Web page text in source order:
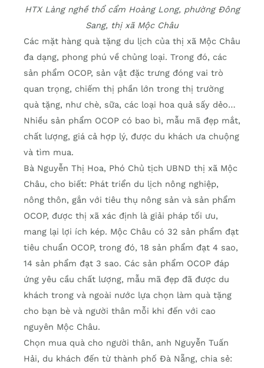
HTX Làng nghề thổ cẩm Hoàng Long, phường Đông
Sang, thị xã Mộc Châu
Các mặt hàng quà tặng du lịch của thị xã Mộc Châu
đa dạng, phong phú về chủng loại. Trong đó, các
sản phẩm OCOP, sản vật đặc trưng đóng vai trò
quan trọng, chiếm thị phần lớn trong thị trường
quà tặng, như chè, sữa, các loại hoa quả sấy dẻo…
Nhiều sản phẩm OCOP có bao bì, mẫu mã đẹp mắt,
chất lượng, giá cả hợp lý, được du khách ưa chuộng
và tìm mua.
Bà Nguyễn Thị Hoa, Phó Chủ tịch UBND thị xã Mộc
Châu, cho biết: Phát triển du lịch nông nghiệp,
nông thôn, gắn với tiêu thụ nông sản và sản phẩm
OCOP, được thị xã xác định là giải pháp tối ưu,
mang lại lợi ích kép. Mộc Châu có 32 sản phẩm đạt
tiêu chuẩn OCOP, trong đó, 18 sản phẩm đạt 4 sao,
14 sản phẩm đạt 3 sao. Các sản phẩm OCOP đáp
ứng yêu cầu chất lượng, mẫu mã đẹp đã được du
khách trong và ngoài nước lựa chọn làm quà tặng
cho bạn bè và người thân mỗi khi đến với cao
nguyên Mộc Châu.
Chọn mua quà cho người thân, anh Nguyễn Tuấn
Hải, du khách đến từ thành phố Đà Nẵng, chia sẻ: